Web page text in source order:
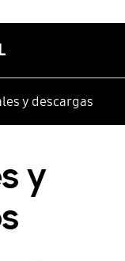
y descargas
y